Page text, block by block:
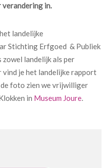
verandering in.
landelijke
Stichting Erfgoed & Publiek
zowel landelijk als per
je het landelijke rapport
foto zien we vrijwilliger
in Museum Joure.